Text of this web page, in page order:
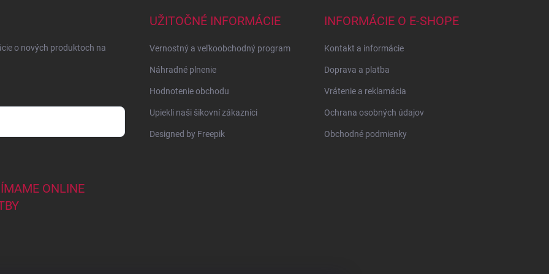
o nových produktoch na
UŽITOČNÉ INFORMÁCIE
Vernostný a veľkoobchodný program
Náhradné plnenie
Hodnotenie obchodu
Upiekli naši šikovní zákazníci
Designed by Freepik
INFORMÁCIE O E-SHOPE
Kontakt a informácie
Doprava a platba
Vrátenie a reklamácia
Ochrana osobných údajov
Obchodné podmienky
ONLINE